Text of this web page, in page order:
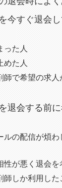
今すぐ退会
った人
めた人
師で希望の求人
退会する前
ルの配信が煩
性が悪く退会を
師しか利用した